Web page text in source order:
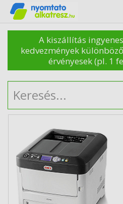
A kiszállítás
kedvezmények
érvényesek (pl. 1